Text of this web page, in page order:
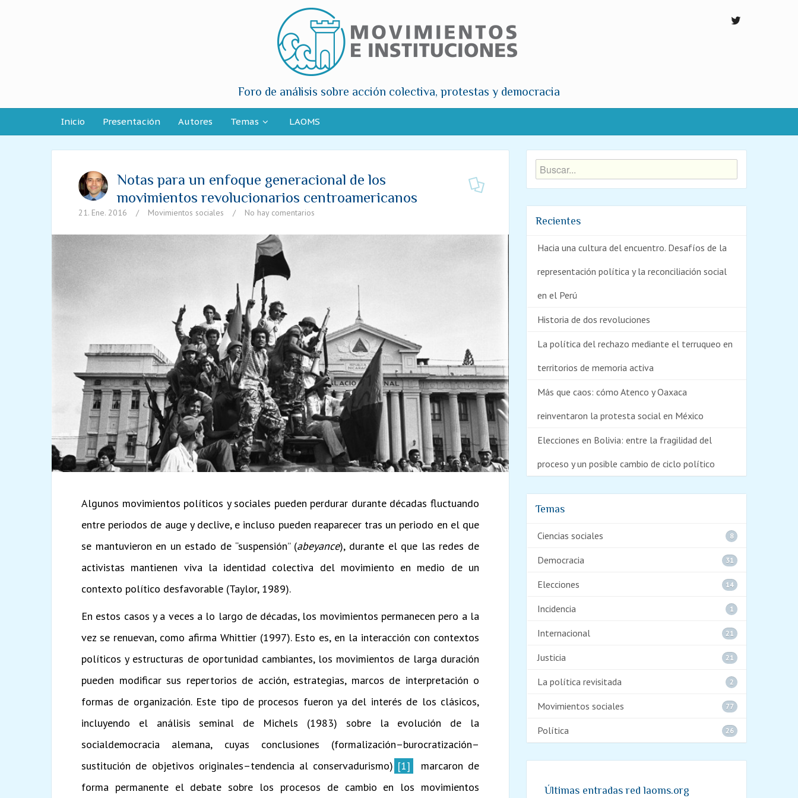
Foro de análisis sobre acción colectiva, protestas y democracia
Inicio Presentación Autores Temas LAOMS
Notas para un enfoque generacional de los
movimientos revolucionarios centroamericanos
21. Ene. 2016 / Movimientos sociales / No hay comentarios
Algunos movimientos políticos y sociales pueden perdurar durante décadas fluctuando
entre periodos de auge y declive, e incluso pueden reaparecer tras un periodo en el que
se mantuvieron en un estado de “suspensión” (abeyance), durante el que las redes de
activistas mantienen viva la identidad colectiva del movimiento en medio de un
contexto político desfavorable (Taylor, 1989).
En estos casos y a veces a lo largo de décadas, los movimientos permanecen pero a la
vez se renuevan, como afirma Whittier (1997). Esto es, en la interacción con contextos
políticos y estructuras de oportunidad cambiantes, los movimientos de larga duración
pueden modificar sus repertorios de acción, estrategias, marcos de interpretación o
formas de organización. Este tipo de procesos fueron ya del interés de los clásicos,
incluyendo el análisis seminal de Michels (1983) sobre la evolución de la
socialdemocracia alemana, cuyas conclusiones (formalización–burocratización–
sustitución de objetivos originales–tendencia al conservadurismo) [1]
marcaron de
forma permanente el debate sobre los procesos de cambio en los movimientos
Recientes
Hacia una cultura del encuentro. Desafíos de la
representación política y la reconciliación social
en el Perú
Historia de dos revoluciones
La política del rechazo mediante el terruqueo en
territorios de memoria activa
Más que caos: cómo Atenco y Oaxaca
reinventaron la protesta social en México
Elecciones en Bolivia: entre la fragilidad del
proceso y un posible cambio de ciclo político
Temas
Ciencias sociales 8
Democracia 31
Elecciones 14
Incidencia 1
Internacional 21
Justicia 21
La política revisitada 2
Movimientos sociales 77
Política 26
Últimas entradas red laoms.org